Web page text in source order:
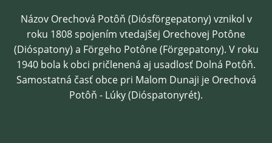
Názov Orechová Potôň (Diósförgepatony) vznikol v
roku 1808 spojením vtedajšej Orechovej Potône
(Dióspatony) a Förgeho Potône (Förgepatony). V roku
1940 bola k obci pričlenená aj usadlosť Dolná Potôň.
Samostatná časť obce pri Malom Dunaji je Orechová
Potôň - Lúky (Dióspatonyrét).